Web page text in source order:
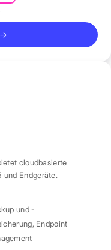
→
cloudbasierte
und Endgeräte.
und -
, Endpoint